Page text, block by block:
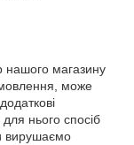
нашого магазину
може
нього спосіб
вирушаємо